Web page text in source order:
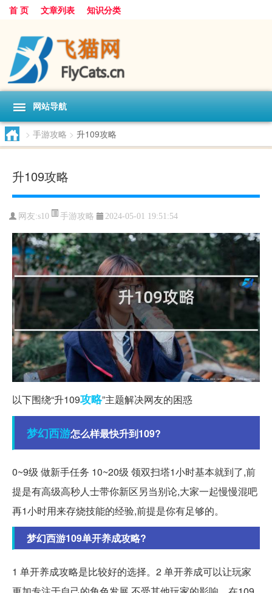
首 页 文章列表 知识分类
网站导航
> 手游攻略 > 升109攻略
升109攻略
网友:s10 手游攻略 2024-05-01 19:51:54
以下围绕“升109攻略”主题解决网友的困惑
梦幻西游怎么样最快升到109?
0~9级 做新手任务 10~20级 领双扫塔1小时基本就到了,前
提是有高级高秒人士带你新区另当别论,大家一起慢慢混吧
再1小时用来存烧技能的经验,前提是你有足够的。
梦幻西游109单开养成攻略?
1 单开养成攻略是比较好的选择。2 单开养成可以让玩家